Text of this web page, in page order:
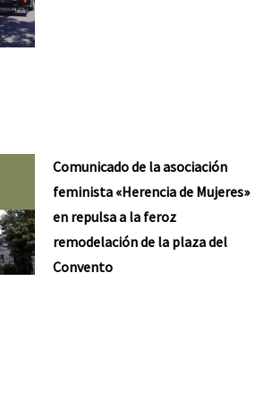
Comunicado de la asociación
feminista «Herencia de Mujeres»
en repulsa a la feroz
remodelación de la plaza del
Convento